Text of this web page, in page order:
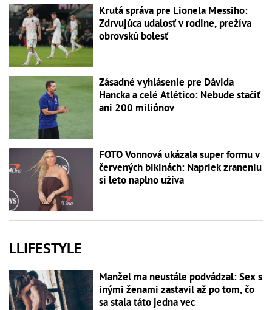
Krutá správa pre Lionela Messiho:
Zdrvujúca udalosť v rodine, prežíva
obrovskú bolesť
Zásadné vyhlásenie pre Dávida
Hancka a celé Atlético: Nebude stačiť
ani 200 miliónov
FOTO Vonnová ukázala super formu v
červených bikinách: Napriek zraneniu
si leto naplno užíva
LLIFESTYLE
Manžel ma neustále podvádzal: Sex s
inými ženami zastavil až po tom, čo
sa stala táto jedna vec